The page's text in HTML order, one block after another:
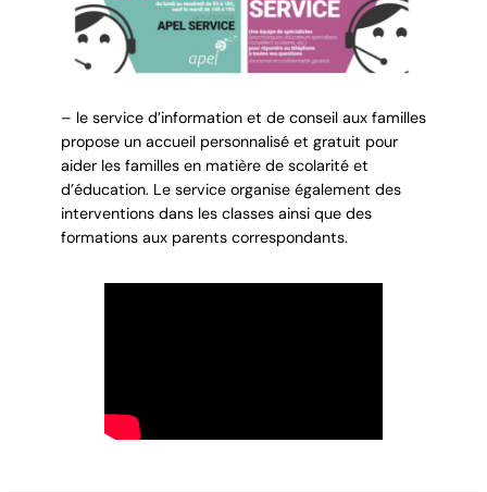
– le service d’information et de conseil aux familles
propose un accueil personnalisé et gratuit pour
aider les familles en matière de scolarité et
d’éducation. Le service organise également des
interventions dans les classes ainsi que des
formations aux parents correspondants.